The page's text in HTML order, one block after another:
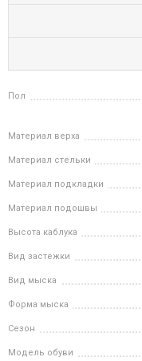
Пол
Материал верха
Материал стельки
Материал подкладки
Материал подошвы
Высота каблука
Вид застежки
Вид мыска
Форма мыска
Сезон
Модель обуви